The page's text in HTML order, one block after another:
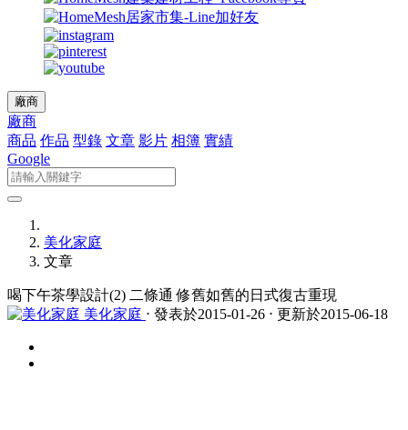
廠商
廠商
商品 作品 型錄 文章 影片 相簿 實績
Google
美化家庭
文章
喝下午茶學設計(2) 二條通 修舊如舊的日式復古重現
美化家庭 ⋅ 發表於2015-01-26 ⋅ 更新於2015-06-18